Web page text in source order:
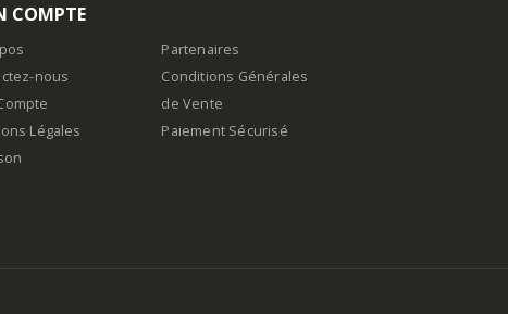
COMPTE
nous
Légales
Partenaires
Conditions Générales
de Vente
Paiement Sécurisé